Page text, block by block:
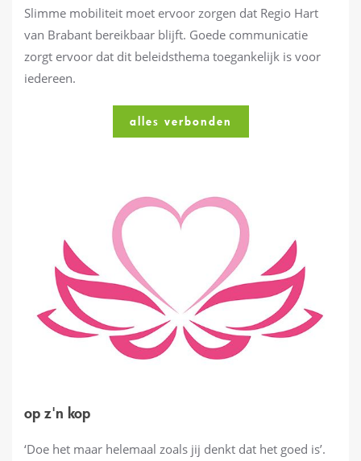
Slimme mobiliteit moet ervoor zorgen dat Regio Hart
van Brabant bereikbaar blijft. Goede communicatie
zorgt ervoor dat dit beleidsthema toegankelijk is voor
iedereen.
alles verbonden
op z'n kop
‘Doe het maar helemaal zoals jij denkt dat het goed is’.